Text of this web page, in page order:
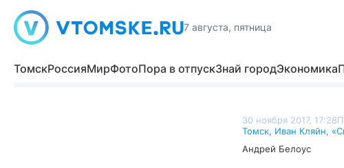
7 августа, пятница
ТомскРоссияМирФотоПора в отпускЗнай городЭкономика
30 ноября 2017, 17:28
Томск, Иван Кляйн,
Андрей Белоус